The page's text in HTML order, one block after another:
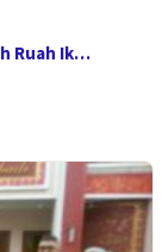
Ruah Ik…